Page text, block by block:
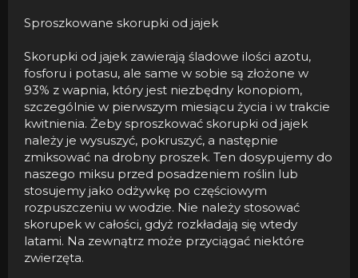
Sproszkowane skorupki od jajek
Skorupki od jajek zawierają śladowe ilości azotu,
fosforu i potasu, ale same w sobie są złożone w
93% z wapnia, który jest niezbędny konopiom,
szczególnie w pierwszym miesiącu życia i w trakcie
kwitnienia. Żeby sproszkować skorupki od jajek
należy je wysuszyć, pokruszyć, a następnie
zmiksować na drobny proszek. Ten dosypujemy do
naszego miksu przed posadzeniem roślin lub
stosujemy jako odżywkę po częściowym
rozpuszczeniu w wodzie. Nie należy stosować
skorupek w całości, gdyż rozkładają się wtedy
latami. Na zewnątrz może przyciągać niektóre
zwierzęta.